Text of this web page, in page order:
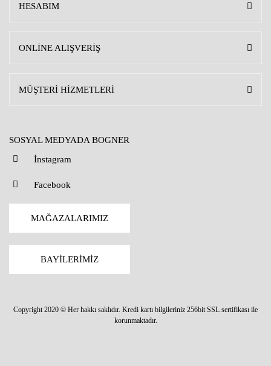
HESABIM
ONLİNE ALIŞVERİŞ
MÜŞTERİ HİZMETLERİ
SOSYAL MEDYADA BOGNER
İnstagram
Facebook
MAĞAZALARIMIZ
BAYİLERİMİZ
Copyright 2020 © Her hakkı saklıdır. Kredi kartı bilgileriniz 256bit SSL sertifikası ile
korunmaktadır.